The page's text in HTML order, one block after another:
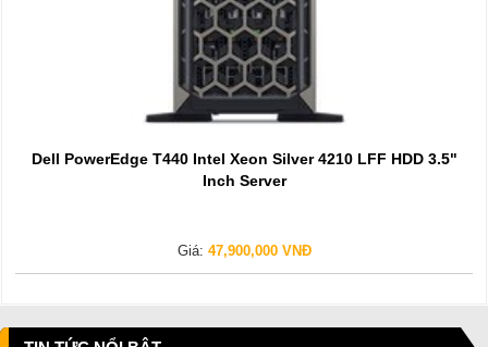
Dell PowerEdge T440 Intel Xeon Silver 4210 LFF HDD 3.5"
Inch Server
Giá: 47,900,000 VNĐ